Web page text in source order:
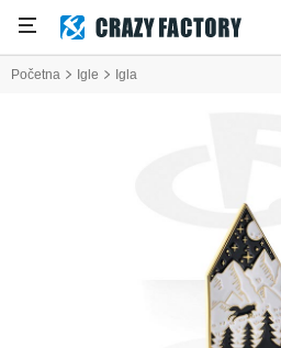
Početna Igle Igla